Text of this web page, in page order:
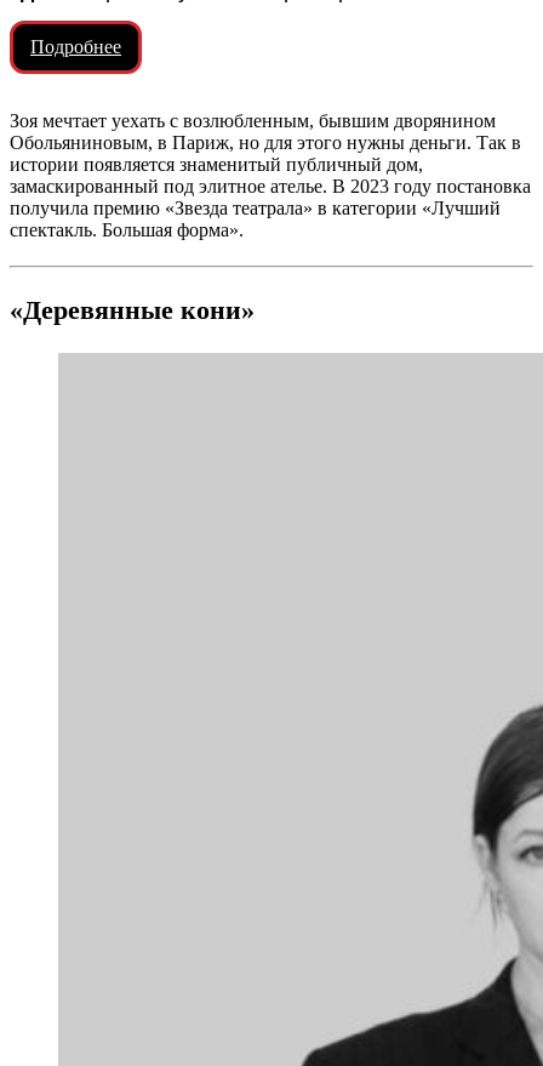
Подробнее
Зоя мечтает уехать с возлюбленным, бывшим дворянином
Обольяниновым, в Париж, но для этого нужны деньги. Так в
истории появляется знаменитый публичный дом,
замаскированный под элитное ателье. В 2023 году постановка
получила премию «Звезда театрала» в категории «Лучший
спектакль. Большая форма».
«Деревянные кони»